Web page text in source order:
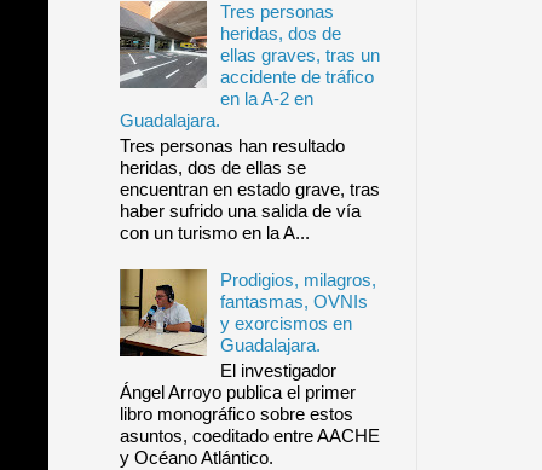
Tres personas
heridas, dos de
ellas graves, tras un
accidente de tráfico
en la A-2 en
Guadalajara.
Tres personas han resultado
heridas, dos de ellas se
encuentran en estado grave, tras
haber sufrido una salida de vía
con un turismo en la A...
Prodigios, milagros,
fantasmas, OVNIs
y exorcismos en
Guadalajara.
El investigador
Ángel Arroyo publica el primer
libro monográfico sobre estos
asuntos, coeditado entre AACHE
y Océano Atlántico.